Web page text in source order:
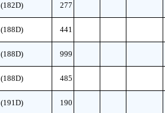
277
441
999
485
190